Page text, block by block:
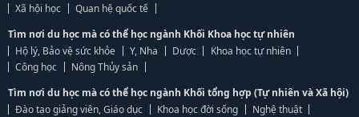
Xã hội học
Quan hệ quốc tế
Tìm nơi du học mà có thể học ngành Khối Khoa học tự nhiên
Hộ lý, Bảo vệ sức khỏe
Y, Nha Dược
Khoa học tự nhiên
Công học
Nông Thủy sản
Tìm nơi du học mà có thể học ngành Khối tổng hợp (Tự nhiên và Xã hội)
Đào tạo giảng viên, Giáo dục
Khoa học đời sống
Nghệ thuật